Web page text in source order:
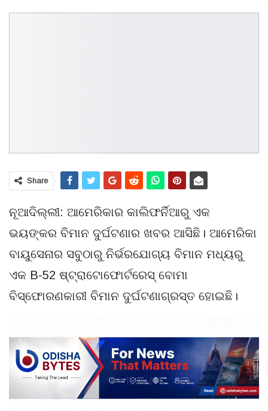
Share
ନୂଆଦିଲ୍ଲୀ: ଆମେରିକାର କାଲିଫର୍ନିଆରୁ ଏକ
ଭୟଙ୍କର ବିମାନ ଦୁର୍ଘଟଣାର ଖବର ଆସିଛି। ଆମେରିକା
ବାୟୁସେନାର ସବୁଠାରୁ ନିର୍ଭରଯୋଗ୍ୟ ବିମାନ ମଧ୍ୟରୁ
ଏକ B-52 ଷ୍ଟ୍ରାଟୋଫୋର୍ଟରେସ୍ ବୋମା
ବିସ୍ଫୋରଣକାରୀ ବିମାନ ଦୁର୍ଘଟଣାଗ୍ରସ୍ତ ହୋଇଛି।